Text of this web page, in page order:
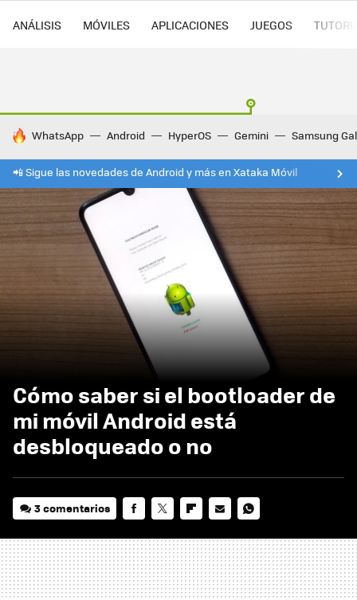
ANÁLISIS MÓVILES APLICACIONES JUEGOS
HOY SE HABLA DE
WhatsApp Android HyperOS Gemini Samsung
📲 Sigue las novedades de Android y más en Xataka Móvil
Cómo saber si el bootloader de
mi móvil Android está
desbloqueado o no
3 comentarios
MAIL